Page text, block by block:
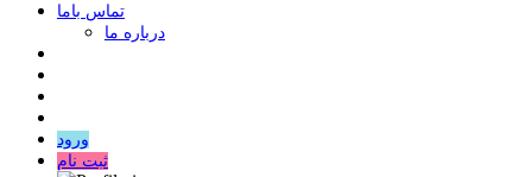
ﺗﻤﺎﺱ ﺑﺎﻣﺎ
درباره ما
ورود
ثبت نام